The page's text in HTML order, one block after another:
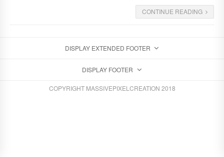
CONTINUE READING
DISPLAY EXTENDED FOOTER
DISPLAY FOOTER
COPYRIGHT MASSIVEPIXELCREATION 2018